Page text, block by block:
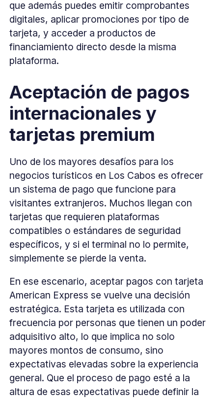
que además puedes emitir comprobantes
digitales, aplicar promociones por tipo de
tarjeta, y acceder a productos de
financiamiento directo desde la misma
plataforma.
Aceptación de pagos
internacionales y
tarjetas premium
Uno de los mayores desafíos para los
negocios turísticos en Los Cabos es ofrecer
un sistema de pago que funcione para
visitantes extranjeros. Muchos llegan con
tarjetas que requieren plataformas
compatibles o estándares de seguridad
específicos, y si el terminal no lo permite,
simplemente se pierde la venta.
En ese escenario, aceptar pagos con tarjeta
American Express se vuelve una decisión
estratégica. Esta tarjeta es utilizada con
frecuencia por personas que tienen un poder
adquisitivo alto, lo que implica no solo
mayores montos de consumo, sino
expectativas elevadas sobre la experiencia
general. Que el proceso de pago esté a la
altura de esas expectativas puede definir la